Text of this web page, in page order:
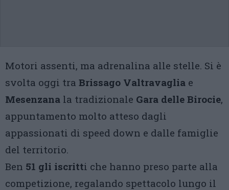
Motori assenti, ma adrenalina alle stelle. Si è
svolta oggi tra Brissago Valtravaglia e
Mesenzana la tradizionale Gara delle Birocie,
appuntamento molto atteso dagli
appassionati di speed down e dalle famiglie
del territorio.
Ben 51 gli iscritti che hanno preso parte alla
competizione, regalando spettacolo lungo il